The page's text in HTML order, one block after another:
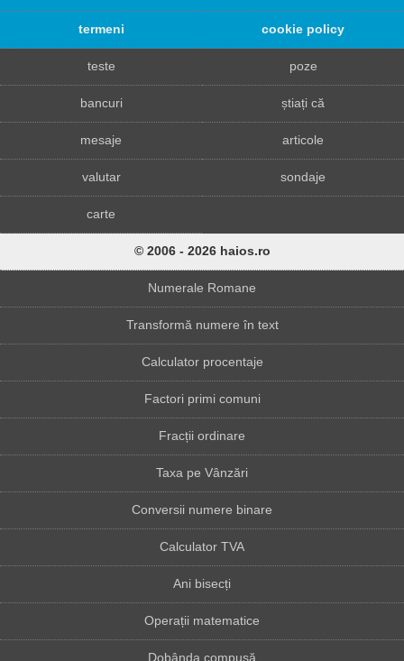
termeni cookie policy
teste poze
bancuri știați că
mesaje articole
valutar sondaje
carte
© 2006 - 2026 haios.ro
Numerale Romane
Transformă numere în text
Calculator procentaje
Factori primi comuni
Fracții ordinare
Taxa pe Vânzări
Conversii numere binare
Calculator TVA
Ani bisecți
Operații matematice
Dobânda compusă